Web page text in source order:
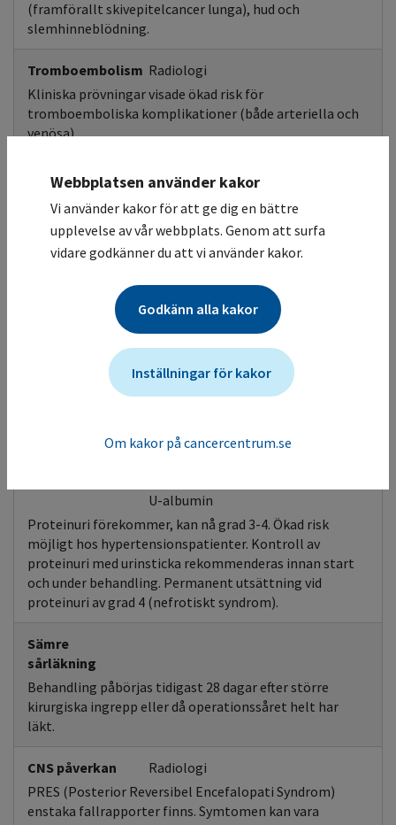
(framförallt skivepitelcancer lunga), hud och
slemhinneblödning.
Tromboembolism Radiologi
Kliniska prövningar visade ökad risk för
tromboemboliska komplikationer (både arteriella och
venösa).
Hypertoni
Blodtryck
osäkrare hur frekvens är vid monoterapi.
Behov av adekvat antihypertensiv behandling.
Permanent utsättning Bevacizumab om
hypertensiv kris eller hypertensiv encefalopati.
Studier har visat på ökad förekomst hjärtsvikt vid
användning av bevacizumab i kombination med
kemoterapi. Tidigare behandling med antracykliner
U-albumin
Proteinuri förekommer, kan nå grad 3-4. Ökad risk
möjligt hos hypertensionspatienter. Kontroll av
proteinuri med urinsticka rekommenderas innan start
och under behandling. Permanent utsättning vid
proteinuri av grad 4 (nefrotiskt syndrom).
Sämre
sårläkning
Behandling påbörjas tidigast 28 dagar efter större
kirurgiska ingrepp eller då operationssåret helt har
läkt.
CNS påverkan
Radiologi
PRES (Posterior Reversibel Encefalopati Syndrom)
enstaka fallrapporter finns. Symtomen kan vara
Webbplatsen använder kakor
Vi använder kakor för att ge dig en bättre
upplevelse av vår webbplats. Genom att surfa
vidare godkänner du att vi använder kakor.
Godkänn alla kakor
Inställningar för kakor
Om kakor på cancercentrum.se